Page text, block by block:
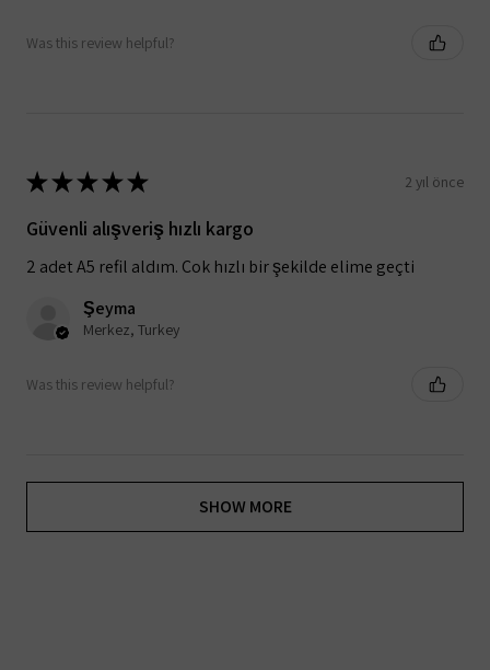
Was this review helpful?
★★★★★ 2 yıl önce
Güvenli alışveriş hızlı kargo
2 adet A5 refil aldım. Çok hızlı bir şekilde elime geçti
Şeyma
Merkez, Turkey
Was this review helpful?
SHOW MORE